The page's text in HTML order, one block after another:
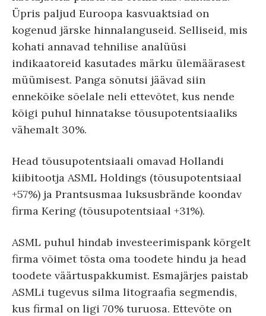
Üpris paljud Euroopa kasvuaktsiad on
kogenud järske hinnalanguseid. Selliseid, mis
kohati annavad tehnilise analüüsi
indikaatoreid kasutades märku ülemäärasest
müümisest. Panga sõnutsi jäävad siin
ennekõike sõelale neli ettevõtet, kus nende
kõigi puhul hinnatakse tõusupotentsiaaliks
vähemalt 30%.
Head tõusupotentsiaali omavad Hollandi
kiibitootja ASML Holdings (tõusupotentsiaal
+57%) ja Prantsusmaa luksusbrände koondav
firma Kering (tõusupotentsiaal +31%).
ASML puhul hindab investeerimispank kõrgelt
firma võimet tõsta oma toodete hindu ja head
toodete väärtuspakkumist. Esmajärjes paistab
ASMLi tugevus silma litograafia segmendis,
kus firmal on ligi 70% turuosa. Ettevõte on